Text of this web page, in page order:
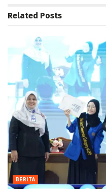
Related Posts
BERITA